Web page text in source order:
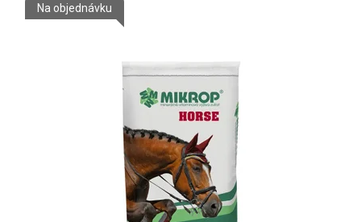
Na objednávku